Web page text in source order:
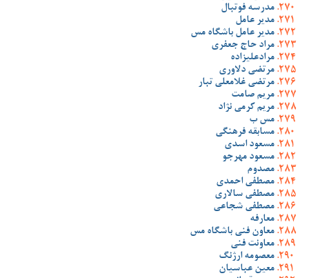
مدرسه فوتبال
مدیر عامل
مدیر عامل باشگاه مس
مراد حاج جعفری
مرادعلیزاده
مرتضی دلاوری
مرتضی غلامعلی تبار
مریم صامت
مریم کرمی نژاد
مس ب
مسابقه فرهنگی
مسعود اسدی
مسعود مهرجو
مصدوم
مصطفی احمدی
مصطفی سالاری
مصطفی شجاعی
معارفه
معاون فنی باشگاه مس
معاونت فنی
معصومه ارژنگ
معین عباسیان